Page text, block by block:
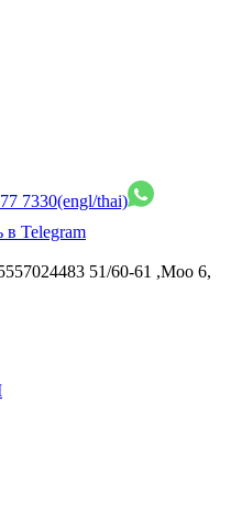
7330(engl/thai)
в Telegram
51/60-61 ,Moo 6,